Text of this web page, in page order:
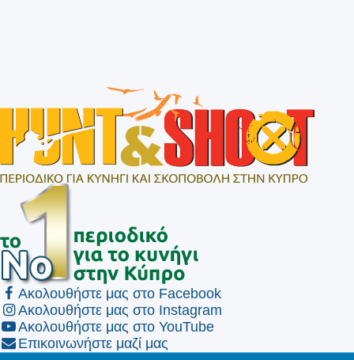
Ακολουθήστε μας στο Facebook
Ακολουθήστε μας στο Instagram
Ακολουθήστε μας στο YouTube
Επικοινωνήστε μαζί μας